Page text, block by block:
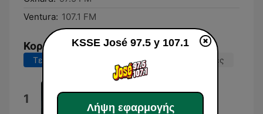
Ventura: 107.1 FM
Κορυφαία τραγούδια
Τελευταίες 7 ημέρες Τελευταίες 30 ημέρες
1 Aunque Me Duela
Banda Coyula
KSSE José 97.5 y 107.1
Λήψη εφαρμογής